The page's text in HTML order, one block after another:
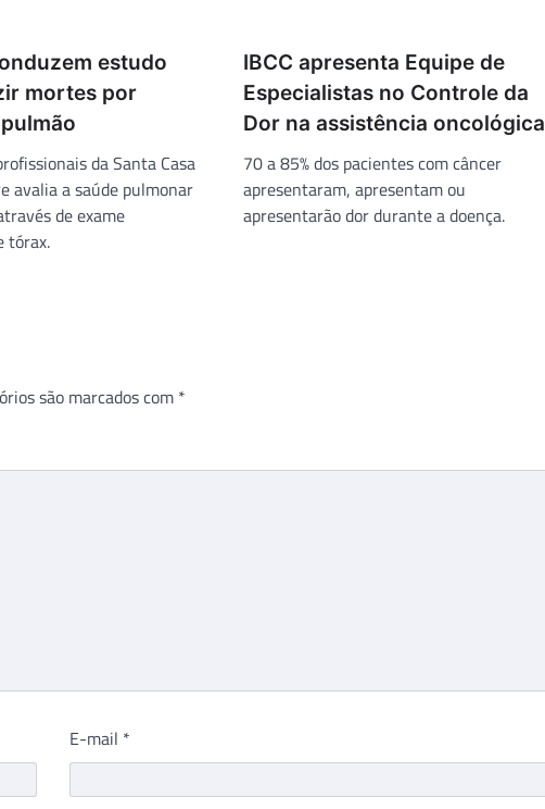
estudo
mortes por
da Santa Casa
avalia a saúde pulmonar
de exame
tórax.
IBCC apresenta Equipe de
Especialistas no Controle da
Dor na assistência oncológica
70 a 85% dos pacientes com câncer
apresentaram, apresentam ou
apresentarão dor durante a doença.
são marcados com *
E-mail *